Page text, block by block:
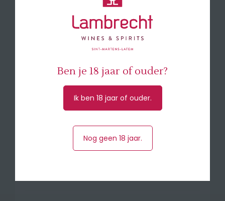
Testamatta is een helder robijnrode wijn
met granaatachtige glinsteringen. In de
neus geeft de wijn een intens en complex
viooltjes, jeneverbessen, rozemarijn,
kruidnagel en cacao. De smaak is elegant,
met veel finesse en verfijnde tannines.
Ben je 18 jaar of ouder?
Ik ben 18 jaar of ouder.
Nog geen 18 jaar.